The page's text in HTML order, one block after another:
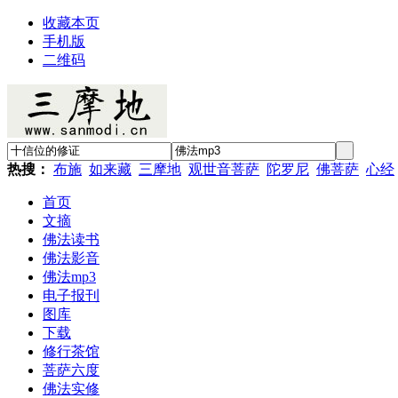
收藏本页
手机版
二维码
热搜： 布施 如来藏 三摩地 观世音菩萨 陀罗尼 佛菩萨 心经
首页
文摘
佛法读书
佛法影音
佛法mp3
电子报刊
图库
下载
修行茶馆
菩萨六度
佛法实修